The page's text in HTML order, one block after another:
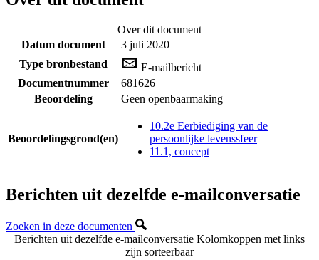
Over dit document
Datum document
3 juli 2020
Type bronbestand
E-mailbericht
Documentnummer
681626
Beoordeling
Geen openbaarmaking
Beoordelingsgrond(en)
10.2e Eerbiediging van de
persoonlijke levenssfeer
11.1, concept
Berichten uit dezelfde e-mailconversatie
Zoeken in deze documenten
Berichten uit dezelfde e-mailconversatie Kolomkoppen met links
zijn sorteerbaar